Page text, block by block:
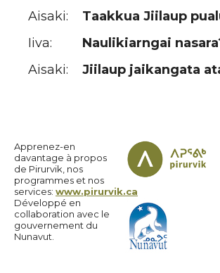
Aisaki:
Taakkua Jiilaup
Iiva:
Naulikiarngai
Aisaki:
Jiilaup jaikangata
Apprenez-en
davantage à propos
de Pirurvik, nos
programmes et nos
services: www.pirurvik.ca
Développé en
collaboration avec le
gouvernement du
Nunavut.